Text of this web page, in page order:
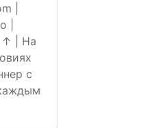
|
|
↑ | На
с